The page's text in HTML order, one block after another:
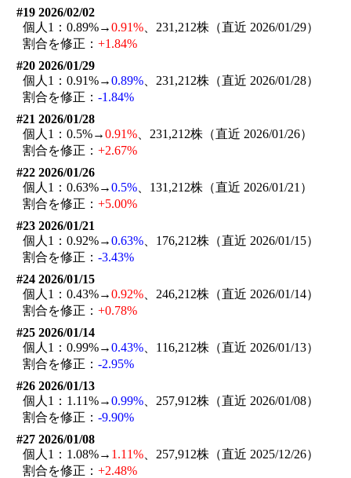
#19 2026/02/02
個人1：0.89%→0.91% 、231,212株（直近 2026/01/29）
割合を修正：+1.84%
#20 2026/01/29
個人1：0.91%→0.89% 、231,212株（直近 2026/01/28）
割合を修正：-1.84%
#21 2026/01/28
個人1：0.5%→0.91% 、231,212株（直近 2026/01/26）
割合を修正：+2.67%
#22 2026/01/26
個人1：0.63%→0.5% 、131,212株（直近 2026/01/21）
割合を修正：+5.00%
#23 2026/01/21
個人1：0.92%→0.63% 、176,212株（直近 2026/01/15）
割合を修正：-3.43%
#24 2026/01/15
個人1：0.43%→0.92% 、246,212株（直近 2026/01/14）
割合を修正：+0.78%
#25 2026/01/14
個人1：0.99%→0.43% 、116,212株（直近 2026/01/13）
割合を修正：-2.95%
#26 2026/01/13
個人1：1.11%→0.99% 、257,912株（直近 2026/01/08）
割合を修正：-9.90%
#27 2026/01/08
個人1：1.08%→ 1.11% 、257,912株（直近 2025/12/26）
割合を修正：+2.48%